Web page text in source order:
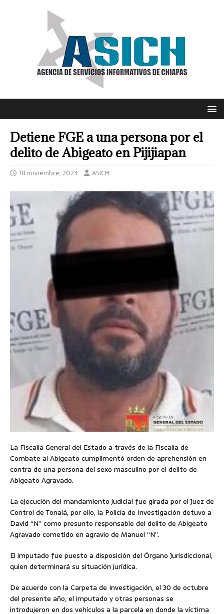
Detiene FGE a una persona por el
delito de Abigeato en Pijijiapan
18 noviembre, 2023 ASICH
La Fiscalía General del Estado a través de la Fiscalía de
Combate al Abigeato cumplimentó orden de aprehensión en
contra de una persona del sexo masculino por el delito de
Abigeato Agravado.
La ejecución del mandamiento judicial fue girada por el Juez de
Control de Tonalá, por ello, la Policía de Investigación detuvo a
David “N” como presunto responsable del delito de Abigeato
Agravado cometido en agravio de Manuel “N”.
El imputado fue puesto a disposición del Órgano Jurisdiccional,
quien determinará su situación jurídica.
De acuerdo con la Carpeta de Investigación, el 30 de octubre
del presente año, el imputado y otras personas se
introdujeron en dos vehículos a la parcela en donde la víctima